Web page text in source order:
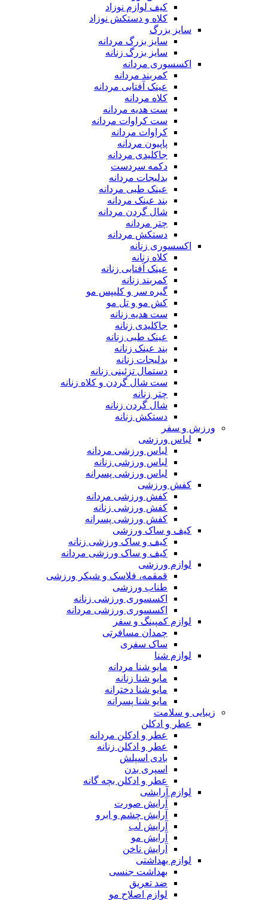
کیف لوازم نوزاد
کلاه و دستکش نوزاد
سایز بزرگ
سایز بزرگ مردانه
سایز بزرگ زنانه
اکسسوری مردانه
کمربند مردانه
عینک آفتابی مردانه
کلاه مردانه
ست هدیه مردانه
ست کراوات مردانه
کراوات مردانه
پاپیون مردانه
جاکلیدی مردانه
دکمه سردست
بدلیجات مردانه
عینک طبی مردانه
بند عینک مردانه
شال گردن مردانه
چتر مردانه
دستکش مردانه
اکسسوری زنانه
کلاه زنانه
عینک آفتابی زنانه
کمربند زنانه
گیره سر و کلیپس مو
کش مو و تل مو
ست هدیه زنانه
جاکلیدی زنانه
عینک طبی زنانه
بند عینک زنانه
بدلیجات زنانه
دستمال تزئینی زنانه
ست شال گردن و کلاه زنانه
چتر زنانه
شال گردن زنانه
دستکش زنانه
ورزش و سفر
لباس ورزشی
لباس ورزشی مردانه
لباس ورزشی زنانه
لباس ورزشی پسرانه
کفش ورزشی
کفش ورزشی مردانه
کفش ورزشی زنانه
کفش ورزشی پسرانه
کیف و ساک ورزشی
کیف و ساک ورزشی زنانه
کیف و ساک ورزشی مردانه
لوازم ورزشی
قمقمه، فلاسک و شیکر ورزشی
طناب ورزشی
اکسسوری ورزشی زنانه
اکسسوری ورزشی مردانه
لوازم کمپینگ و سفر
چمدان مسافرتی
ساک سفری
لوازم شنا
مایو شنا مردانه
مایو شنا زنانه
مایو شنا دخترانه
مایو شنا پسرانه
زیبایی و سلامت
عطر و ادکلن
عطر و ادکلن مردانه
عطر و ادکلن زنانه
بادی اسپلش
اسپری بدن
عطر و ادکلن بچه گانه
لوازم آرایشی
آرایش صورت
آرایش چشم و ابرو
آرایش لب
آرایش مو
آرایش ناخن
لوازم بهداشتی
بهداشت جنسی
ضد تعریق
لوازم اصلاح مو